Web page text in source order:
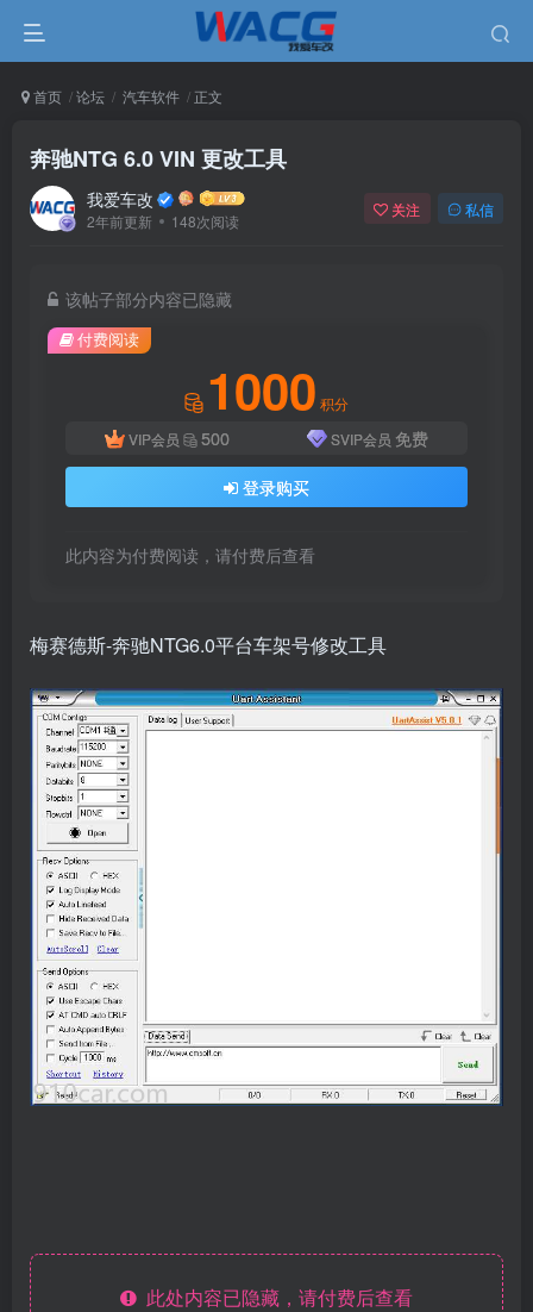
首页 论坛 汽车软件 正文
奔驰NTG 6.0 VIN 更改工具
我爱车改
2年前更新 148次阅读
关注 私信
该帖子部分内容已隐藏
付费阅读
1000 积分
VIP会员
500 SVIP会员 免费
登录购买
此内容为付费阅读，请付费后查看
梅赛德斯-奔驰NTG6.0平台车架号修改工具
此处内容已隐藏，请付费后查看